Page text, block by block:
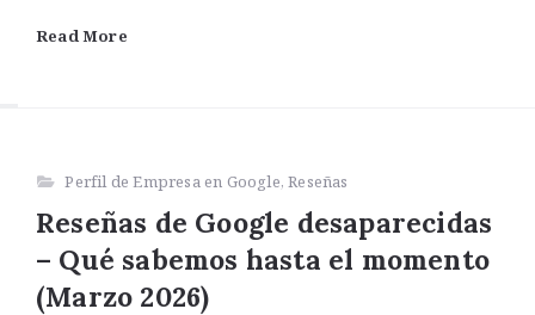
Read More
Perfil de Empresa en Google,Reseñas
Reseñas de Google desaparecidas
– Qué sabemos hasta el momento
(Marzo 2026)